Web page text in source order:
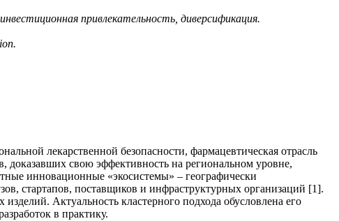
привлекательность, диверсификация.
лекарственной безопасности, фармацевтическая отрасль
доказавших свою эффективность на региональном уровне,
инновационные «экосистемы» – географически
стартапов, поставщиков и инфраструктурных организаций [1].
Актуальность кластерного подхода обусловлена его
в практику.